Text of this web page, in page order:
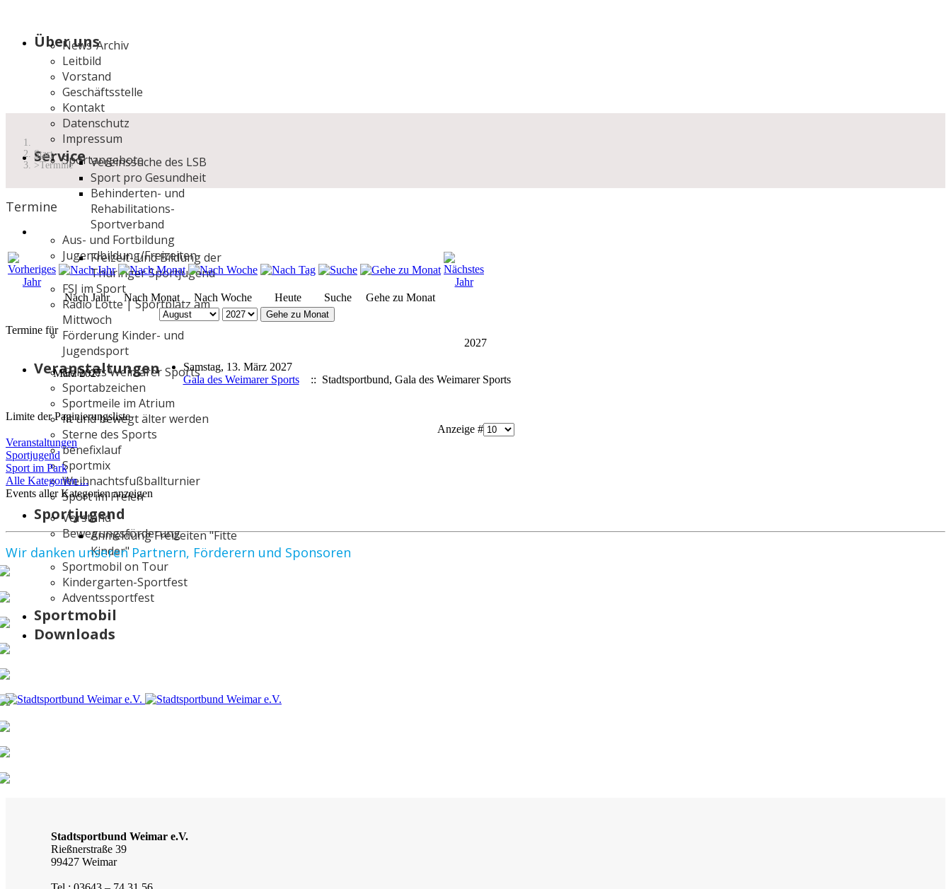
Über uns
News-Archiv
Leitbild
Vorstand
Geschäftsstelle
Kontakt
Datenschutz
Impressum
ServiceSportangebote
Vereinssuche des LSB
Sport pro Gesundheit
Behinderten- und
Rehabilitations-
Sportverband
Aus- und Fortbildung
Jugendbildung/Freizeiten
Freizeit- und Bildung der
Thüringer Sportjugend
FSJ im Sport
Radio Lotte | Sportplatz am
Mittwoch
Förderung Kinder- und
Jugendsport
Veranstaltungen
Gala des Weimarer Sports
Sportabzeichen
Sportmeile im Atrium
fit und bewegt älter werden
Sterne des Sports
benefixlauf
Sportmix
Weihnachtsfußballturnier
Sport im Freien
Sportjugend
Vorstand
Bewegungsförderung
Anmeldung Freizeiten "Fitte
Kinder"
Sportmobil on Tour
Kindergarten-Sportfest
Adventssportfest
Sportmobil
Downloads
Start
Termine
Termine
Nach Jahr Nach Monat Nach Woche Heute Suche Gehe zu Monat
Gehe zu Monat
Termine für
2027
März 2027
Samstag, 13. März 2027
Gala des Weimarer Sports
:: Stadtsportbund, Gala des Weimarer Sports
Limite der Paginierungsliste
Anzeige #
Veranstaltungen
Sportjugend
Sport im Park
Alle Kategorien ...
Events aller Kategorien anzeigen
Wir danken unseren Partnern, Förderern und Sponsoren
Stadtsportbund Weimar e.V.
Rießnerstraße 39
99427 Weimar